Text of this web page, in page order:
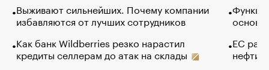
Выживают сильнейших. Почему компании
избавляются от лучших сотрудников
Как банк Wildberries резко нарастил
кредиты селлерам до атак на склады
основ
ЕС
нефти